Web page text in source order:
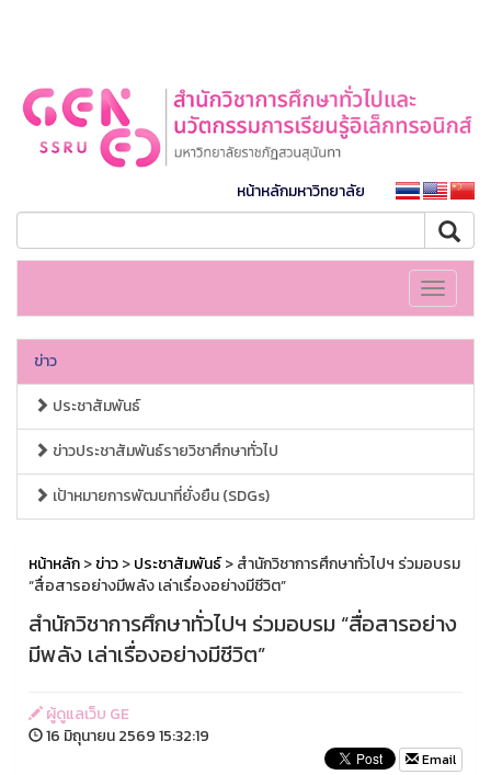
หน้าหลักมหาวิทยาลัย
Toggle
ข่าว
ประชาสัมพันธ์
ข่าวประชาสัมพันธ์รายวิชาศึกษาทั่วไป
เป้าหมายการพัฒนาที่ยั่งยืน (SDGs)
หน้าหลัก>ข่าว>ประชาสัมพันธ์> สำนักวิชาการศึกษาทั่วไปฯ ร่วมอบรม
“สื่อสารอย่างมีพลัง เล่าเรื่องอย่างมีชีวิต”
สำนักวิชาการศึกษาทั่วไปฯ ร่วมอบรม “สื่อสารอย่าง
มีพลัง เล่าเรื่องอย่างมีชีวิต”
ผู้ดูแลเว็บ GE
16 มิถุนายน 2569 15:32:19
Email